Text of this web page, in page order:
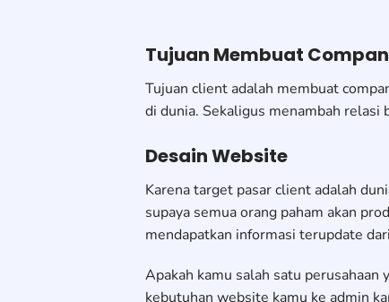
Tujuan Membuat
Tujuan client adalah membuat
di dunia. Sekaligus menambah relasi
Desain Website
Karena target pasar client adalah
supaya semua orang paham akan
mendapatkan informasi terupdate
Apakah kamu salah satu
kebutuhan website kamu ke admin